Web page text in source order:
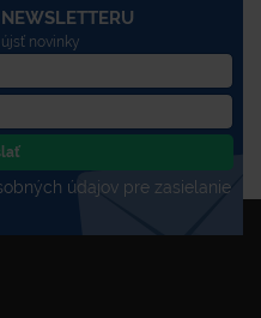
novinky
údajov pre zasielanie